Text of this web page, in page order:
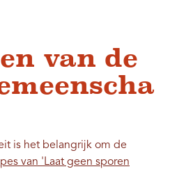
van de
is het belangrijk om de
van 'Laat geen sporen